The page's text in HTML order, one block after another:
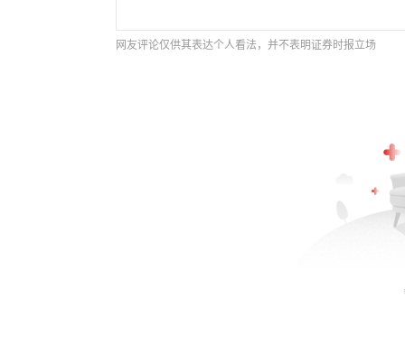
网友评论仅供其表达个人看法，并不表明证券时报立场